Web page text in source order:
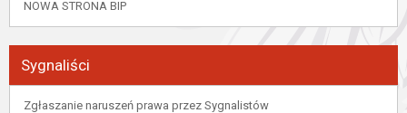
NOWA STRONA BIP
Sygnaliści
Zgłaszanie naruszeń prawa przez Sygnalistów